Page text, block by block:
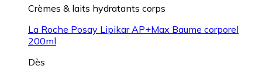
Crèmes & laits hydratants corps
La Roche Posay Lipikar AP+Max Baume corporel
200ml
Dès